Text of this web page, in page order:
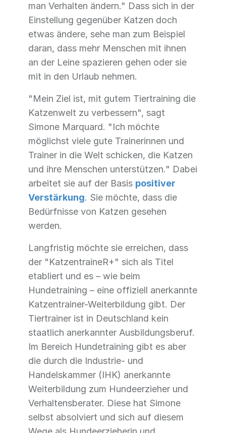
man Verhalten ändern." Dass sich in der
Einstellung gegenüber Katzen doch
etwas ändere, sehe man zum Beispiel
daran, dass mehr Menschen mit ihnen
an der Leine spazieren gehen oder sie
mit in den Urlaub nehmen.
"Mein Ziel ist, mit gutem Tiertraining die
Katzenwelt zu verbessern", sagt
Simone Marquard. "Ich möchte
möglichst viele gute Trainerinnen und
Trainer in die Welt schicken, die Katzen
und ihre Menschen unterstützen." Dabei
arbeitet sie auf der Basis positiver
Verstärkung. Sie möchte, dass die
Bedürfnisse von Katzen gesehen
werden.
Langfristig möchte sie erreichen, dass
der "KatzentraineR+" sich als Titel
etabliert und es – wie beim
Hundetraining – eine offiziell anerkannte
Katzentrainer-Weiterbildung gibt. Der
Tiertrainer ist in Deutschland kein
staatlich anerkannter Ausbildungsberuf.
Im Bereich Hundetraining gibt es aber
die durch die Industrie- und
Handelskammer (IHK) anerkannte
Weiterbildung zum Hundeerzieher und
Verhaltensberater. Diese hat Simone
selbst absolviert und sich auf diesem